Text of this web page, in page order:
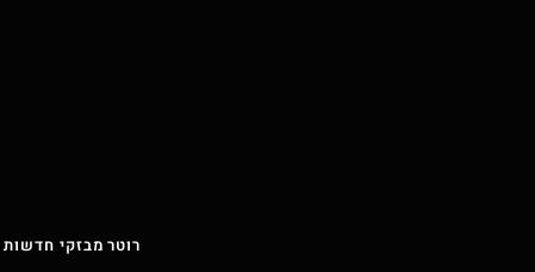
רוטר מבזקי חדשות